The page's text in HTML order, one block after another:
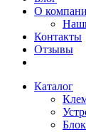
О
Контакты
Отзывы
Каталог